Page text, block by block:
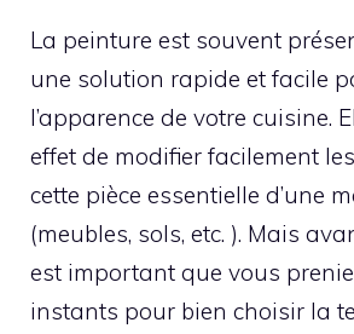
La peinture est souvent
une solution rapide et facile
l’apparence de votre cuisine.
effet de modifier facilement
cette pièce essentielle d’une
(meubles, sols, etc. ). Mais
est important que vous
instants pour bien choisir la